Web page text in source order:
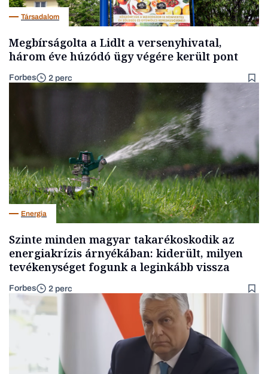
Társadalom
Megbírságolta a Lidlt a versenyhivatal,
három éve húzódó ügy végére került pont
Forbes 2 perc
Energia
Szinte minden magyar takarékoskodik az
energiakrízis árnyékában: kiderült, milyen
tevékenységet fogunk a leginkább vissza
Forbes 2 perc